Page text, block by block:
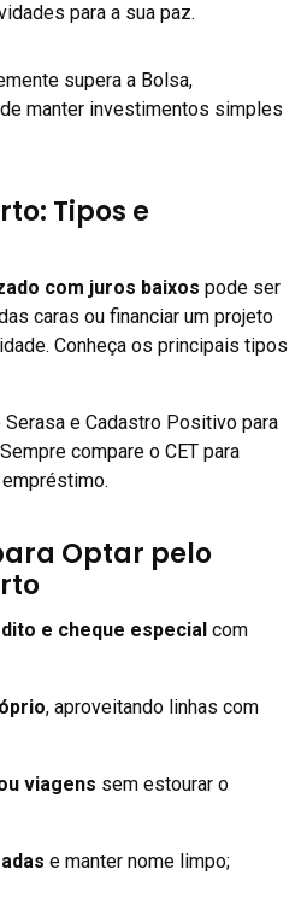
para a sua paz.
supera a Bolsa,
manter investimentos simples
Tipos e
com juros baixos pode ser
caras ou financiar um projeto
Conheça os principais tipos
e Cadastro Positivo para
compare o CET para
Optar pelo
e cheque especial com
, aproveitando linhas com
viagens sem estourar o
e manter nome limpo;